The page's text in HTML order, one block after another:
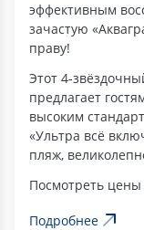
эффективным
зачастую
праву!
Этот 4-
предлагает
высоким
«Ультра всё
пляж,
Посмотреть цены
Подробнее